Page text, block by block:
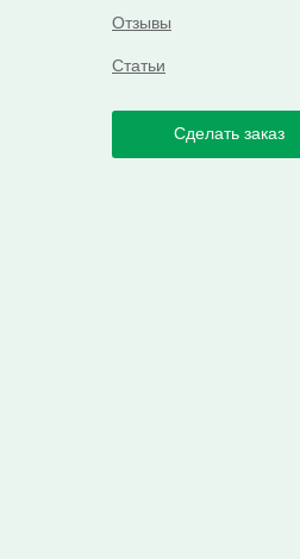
Отзывы
Статьи
Сделать заказ